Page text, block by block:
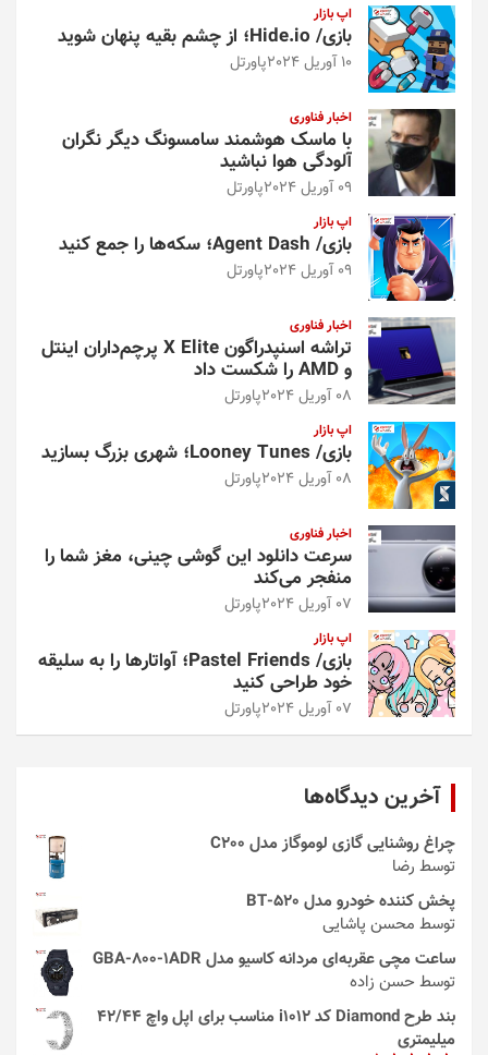
اپ بازار
بازی/ Hide.io؛ از چشم بقیه پنهان شوید
10 آوریل 2024 پاورتل
اخبار فناوری
با ماسک هوشمند سامسونگ دیگر نگران
آلودگی هوا نباشید
09 آوریل 2024 پاورتل
اپ بازار
بازی/ Agent Dash؛ سکه‌ها را جمع کنید
09 آوریل 2024 پاورتل
اخبار فناوری
تراشه اسنپدراگون X Elite پرچم‌داران اینتل
و AMD را شکست داد
08 آوریل 2024 پاورتل
اپ بازار
بازی/ Looney Tunes؛ شهری بزرگ بسازید
08 آوریل 2024 پاورتل
اخبار فناوری
سرعت دانلود این گوشی چینی، مغز شما را
منفجر می‌کند
07 آوریل 2024 پاورتل
اپ بازار
بازی/ Pastel Friends؛ آواتارها را به سلیقه
خود طراحی کنید
07 آوریل 2024 پاورتل
آخرین دیدگاه‌ها
چراغ روشنایی گازی لوموگاز مدل C200
توسط رضا
پخش کننده خودرو مدل 520-BT
توسط محسن پاشایی
ساعت مچی عقربه‌ای مردانه کاسیو مدل GBA-800-1ADR
توسط حسن زاده
بند طرح Diamond کد i1012 مناسب برای اپل واچ 42/44
میلیمتری